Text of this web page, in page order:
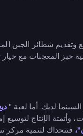
وتقديم شطائر الجبن
خبز المعجنات مع
لديك. أما لعبة "
وأتمتة الإنتاج لتوسيع
فتتحداك لتنمية مركز